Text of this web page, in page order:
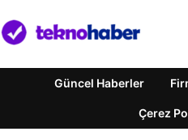
Güncel Haberler
Çerez